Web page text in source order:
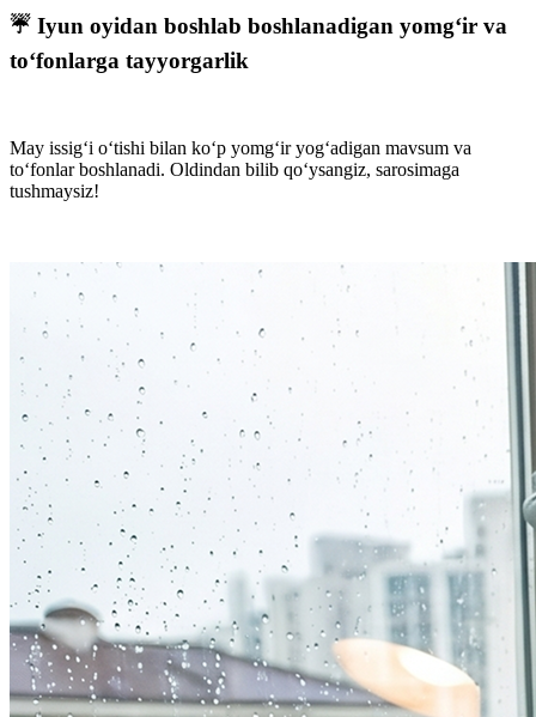
☔ Iyun oyidan boshlab boshlanadigan yomg‘ir va
to‘fonlarga tayyorgarlik
May issig‘i o‘tishi bilan ko‘p yomg‘ir yog‘adigan mavsum va
to‘fonlar boshlanadi. Oldindan bilib qo‘ysangiz, sarosimaga
tushmaysiz!